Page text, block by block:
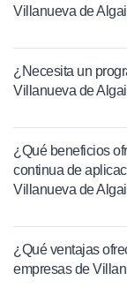
Villanueva de
¿Necesita un
Villanueva de
¿Qué beneficios
continua de
Villanueva de
¿Qué ventajas
empresas de